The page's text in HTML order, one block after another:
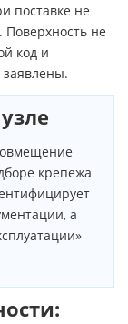
поставке не
Поверхность не
код и
крепежа
а